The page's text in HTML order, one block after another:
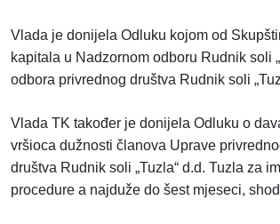
Vlada je donijela Odluku kojom od
kapitala u Nadzornom odboru Rudnik soli
odbora privrednog društva Rudnik soli
Vlada TK također je donijela Odluku o
vršioca dužnosti članova Uprave
društva Rudnik soli „Tuzla“ d.d. Tuzla za
procedure a najduže do šest mjeseci,